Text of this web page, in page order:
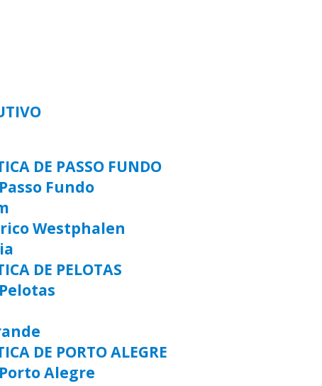
DE PASSO FUNDO
Fundo
Westphalen
DE PELOTAS
DE PORTO ALEGRE
Alegre